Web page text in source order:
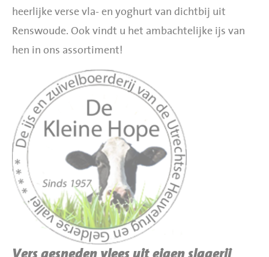
heerlijke verse vla- en yoghurt van dichtbij uit
Renswoude. Ook vindt u het ambachtelijke ijs van
hen in ons assortiment!